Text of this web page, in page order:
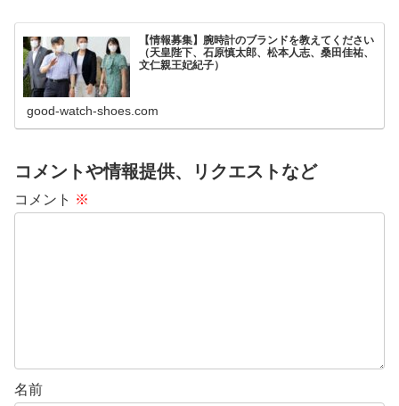
【情報募集】腕時計のブランドを教えてください
（天皇陛下、石原慎太郎、松本人志、桑田佳祐、
文仁親王妃紀子）
good-watch-shoes.com
コメントや情報提供、リクエストなど
コメント ※
名前